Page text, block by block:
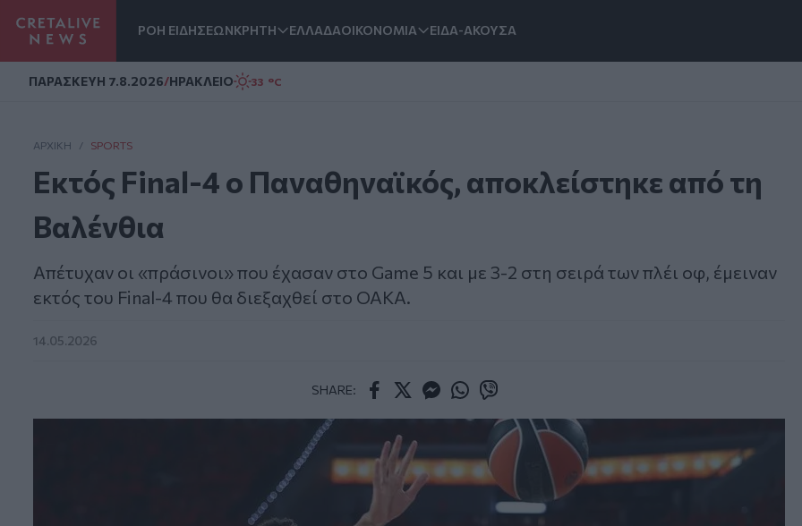
ΡΟΗ ΕΙΔΗΣΕΩΝΚΡΗΤΗ ΕΛΛΑΔΑΟΙΚΟΝΟΜΙΑ ΕΙΔΑ-ΑΚΟΥΣΑ
ΠΑΡΑΣΚΕΥΗ 7.8.2026/ΗΡΑΚΛΕΙΟ 33 °C
ΑΡΧΙΚΗ / SPORTS
Εκτός Final-4 ο Παναθηναϊκός, αποκλείστηκε από τη
Βαλένθια
Απέτυχαν οι «πράσινοι» που έχασαν στο Game 5 και με 3-2 στη σειρά των πλέι οφ, έμειναν
εκτός του Final-4 που θα διεξαχθεί στο ΟΑΚΑ.
14.05.2026
SHARE: